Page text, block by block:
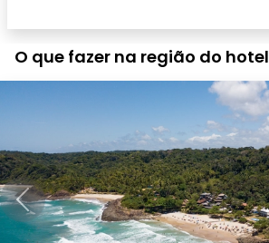
O que fazer na região do hotel
Anterior